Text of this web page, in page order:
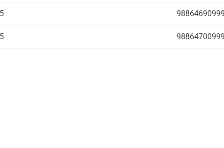
98864690999
98864700999